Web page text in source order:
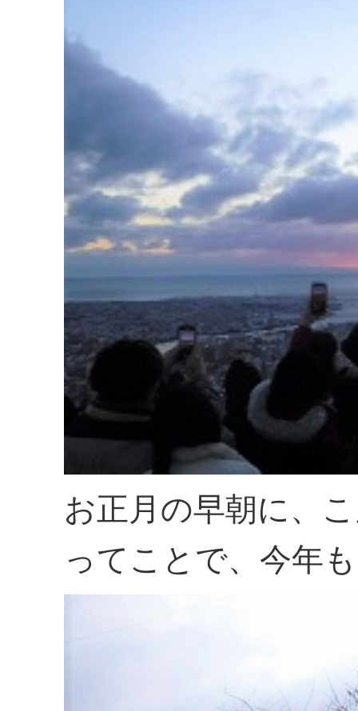
お正月の早朝に、
ってことで、今年